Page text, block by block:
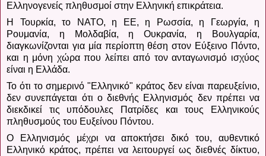
Ελληνογενείς πληθυσμοί στην Ελληνική επικράτεια.
Η Τουρκία, το ΝΑΤΟ, η ΕΕ, η Ρωσσία, η Γεωργία, η
Ρουμανία, η Μολδαβία, η Ουκρανία, η Βουλγαρία,
διαγκωνίζονται για μία περίοπτη θέση στον Εύξεινο Πόντο,
και η μόνη χώρα που λείπει από τον ανταγωνισμό ισχύος
είναι η Ελλάδα.
Το ότι το σημερινό "Ελληνικό" κράτος δεν είναι παρευξείνιο,
δεν συνεπάγεται ότι ο διεθνής Ελληνισμός δεν πρέπει να
διεκδικεί τις υπόδουλες Πατρίδες και τους Ελληνικούς
πληθυσμούς του Ευξείνου Πόντου.
Ο Ελληνισμός μέχρι να αποκτήσει δικό του, αυθεντικό
Ελληνικό κράτος, πρέπει να λειτουργεί ως διεθνές δίκτυο,